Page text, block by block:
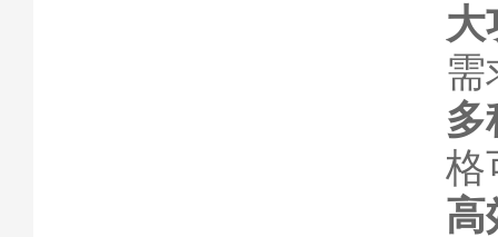
大
需
多
格
高